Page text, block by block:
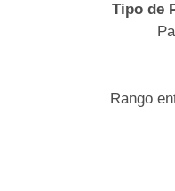
Tipo de
Rango